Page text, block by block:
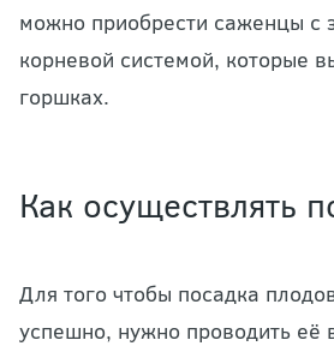
можно приобрести саженцы с
корневой системой, которые
горшках.
Как осуществлять
Для того чтобы посадка
успешно, нужно проводить её